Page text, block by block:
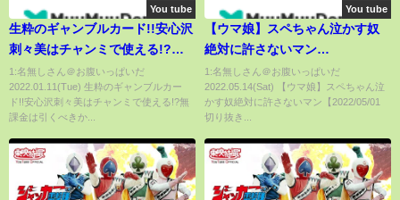
You tube
生粋のギャンブルカード!!安心沢
刺々美はチャンミで使える!?無
課金は引くべきか性能正直に言
うぞ【ウマ娘 チャンミ 育成 オー
プン カプリコーン杯 友人カード
ニバル】
1:名無しさん＠お腹いっぱいだ
2022.01.11(Tue) 生粋のギャンブルカー
ド!!安心沢刺々美はチャンミで使える!?無
課金は引くべきか...
You tube
【ウマ娘】スペちゃん泣かす奴
絶対に許さないマン
【2022/05/01 切り抜き】
1:名無しさん＠お腹いっぱいだ
2022.05.14(Sat) 【ウマ娘】スペちゃん泣
かす奴絶対に許さないマン【2022/05/01
切り抜き...